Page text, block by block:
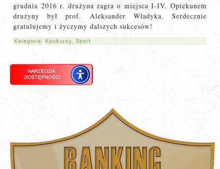
grudnia 2016 r. drużyna zagra o miejsca I-IV. Opiekunem
drużyny był prof. Aleksander Władyka. Serdecznie
gratulujemy i życzymy dalszych sukcesów!
Kategoria: Konkursy ,Sport